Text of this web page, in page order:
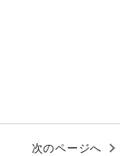
次のページへ